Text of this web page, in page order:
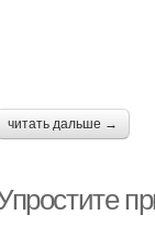
читать дальше →